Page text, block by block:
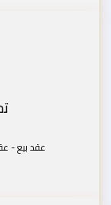
عقد بيع -